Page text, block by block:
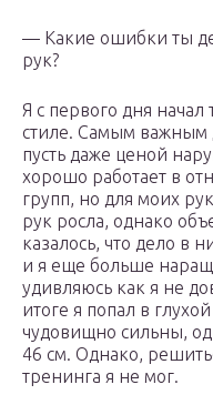
— Какие ошибки ты
рук?
Я с первого дня начал
стиле. Самым важным
пусть даже ценой
хорошо работает в
групп, но для моих
рук росла, однако
казалось, что дело в
и я еще больше
удивляюсь как я не
итоге я попал в
чудовищно сильны,
46 см. Однако,
тренинга я не мог.